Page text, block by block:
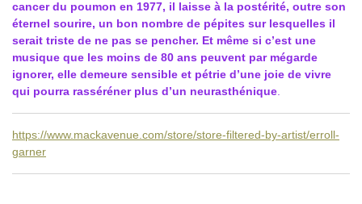
cancer du poumon en 1977, il laisse à la postérité, outre son
éternel sourire, un bon nombre de pépites sur lesquelles il
serait triste de ne pas se pencher. Et même si c’est une
musique que les moins de 80 ans peuvent par mégarde
ignorer, elle demeure sensible et pétrie d’une joie de vivre
qui pourra rasséréner plus d’un neurasthénique
https://www.mackavenue.com/store/store-filtered-by-artist/erroll-
garner